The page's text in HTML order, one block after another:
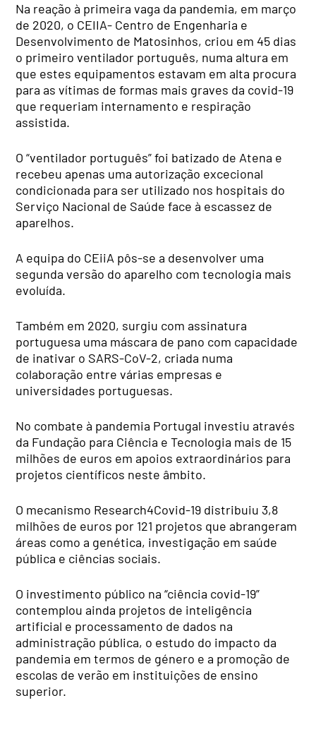
Na reação à primeira vaga da pandemia, em março
de 2020, o CEIIA- Centro de Engenharia e
Desenvolvimento de Matosinhos, criou em 45 dias
o primeiro ventilador português, numa altura em
que estes equipamentos estavam em alta procura
para as vítimas de formas mais graves da covid-19
que requeriam internamento e respiração
assistida.
O “ventilador português” foi batizado de Atena e
recebeu apenas uma autorização excecional
condicionada para ser utilizado nos hospitais do
Serviço Nacional de Saúde face à escassez de
aparelhos.
A equipa do CEiiA pôs-se a desenvolver uma
segunda versão do aparelho com tecnologia mais
evoluída.
Também em 2020, surgiu com assinatura
portuguesa uma máscara de pano com capacidade
de inativar o SARS-CoV-2, criada numa
colaboração entre várias empresas e
universidades portuguesas.
No combate à pandemia Portugal investiu através
da Fundação para Ciência e Tecnologia mais de 15
milhões de euros em apoios extraordinários para
projetos científicos neste âmbito.
O mecanismo Research4Covid-19 distribuiu 3,8
milhões de euros por 121 projetos que abrangeram
áreas como a genética, investigação em saúde
pública e ciências sociais.
O investimento público na “ciência covid-19”
contemplou ainda projetos de inteligência
artificial e processamento de dados na
administração pública, o estudo do impacto da
pandemia em termos de género e a promoção de
escolas de verão em instituições de ensino
superior.